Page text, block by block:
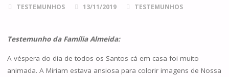
TESTEMUNHOS 13/11/2019 TESTEMUNHOS
Testemunho da Família Almeida:
A véspera do dia de todos os Santos cá em casa foi muito
animada. A Miriam estava ansiosa para colorir imagens de Nossa